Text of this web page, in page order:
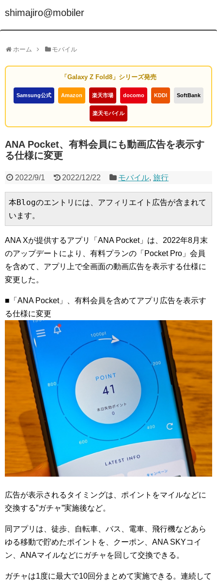
shimajiro@mobiler
ホーム モバイル
「Galaxy Z Fold8」シリーズ発売
Samsung公式 Amazon 楽天市場 docomo KDDI SoftBank
楽天モバイル
ANA Pocket、有料会員にも動画広告を表示す
る仕様に変更
2022/9/1 2022/12/22 モバイル,旅行
本Blogのエントリには、アフィリエイト広告が含まれて
います。
ANA Xが提供するアプリ「ANA Pocket」は、2022年8月末
のアップデートにより、有料プランの「Pocket Pro」会員
を含めて、アプリ上で全画面の動画広告を表示する仕様に
変更した。
■「ANA Pocket」、有料会員を含めてアプリ広告を表示す
る仕様に変更
広告が表示されるタイミングは、ポイントをマイルなどに
交換する”ガチャ”実施後など。
同アプリは、徒歩、自転車、バス、電車、飛行機などあら
ゆる移動で貯めたポイントを、クーポン、ANA SKYコイ
ン、ANAマイルなどにガチャを回して交換できる。
ガチャは1度に最大で10回分まとめて実施できる。連続して